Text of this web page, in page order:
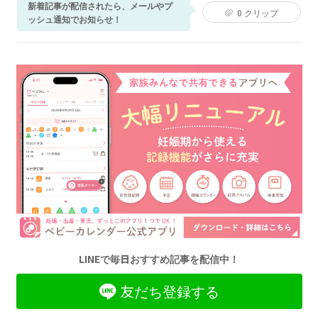
新着記事が配信されたら、メールやプ
ッシュ通知でお知らせ！
0 クリップ
LINEで毎日おすすめ記事を配信中！
友だち登録する